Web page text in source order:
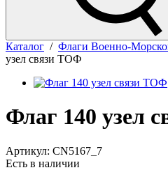
Каталог / Флаги Военно-
узел связи ТОФ
Флаг 140 узел
Артикул: CN5167_7
Есть в наличии